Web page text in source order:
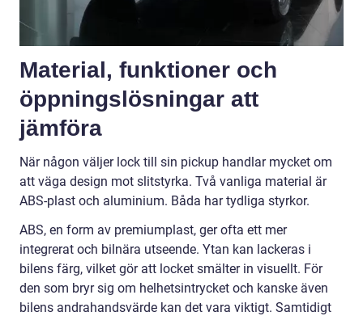
Material, funktioner och
öppningslösningar att
jämföra
När någon väljer lock till sin pickup handlar mycket om
att väga design mot slitstyrka. Två vanliga material är
ABS-plast och aluminium. Båda har tydliga styrkor.
ABS, en form av premiumplast, ger ofta ett mer
integrerat och bilnära utseende. Ytan kan lackeras i
bilens färg, vilket gör att locket smälter in visuellt. För
den som bryr sig om helhetsintrycket och kanske även
bilens andrahandsvärde kan det vara viktigt. Samtidigt